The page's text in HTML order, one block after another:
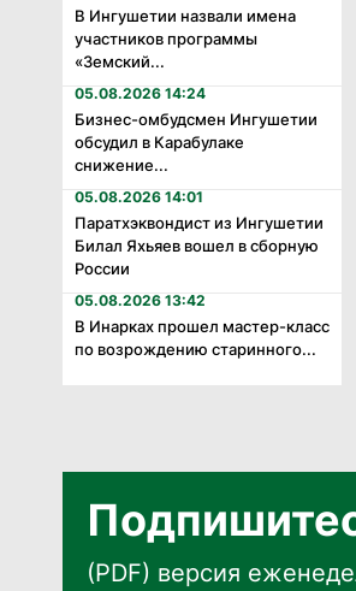
В Ингушетии назвали имена
участников программы
«Земский...
05.08.2026 14:24
Бизнес-омбудсмен Ингушетии
обсудил в Карабулаке
снижение...
05.08.2026 14:01
Паратхэквондист из Ингушетии
Билал Яхьяев вошел в сборную
России
05.08.2026 13:42
В Инарках прошел мастер-класс
по возрождению старинного...
(PDF) версия